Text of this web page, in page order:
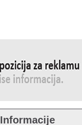
Informacije